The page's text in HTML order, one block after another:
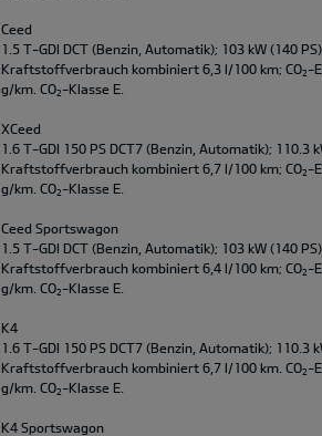
Ceed
1.5 T-GDI DCT (Benzin, Automatik); 103 kW (140 PS)
Kraftstoffverbrauch kombiniert 6,3 l/100 km; CO2 -
g/km. CO2 -Klasse E.
XCeed
1.6 T-GDI 150 PS DCT7 (Benzin, Automatik); 110.3
Kraftstoffverbrauch kombiniert 6,7 l/100 km; CO2 -
g/km. CO2 -Klasse E.
Ceed Sportswagon
1.5 T-GDI DCT (Benzin, Automatik); 103 kW (140 PS)
Kraftstoffverbrauch kombiniert 6,4 l/100 km; CO2 -
g/km. CO2 -Klasse E.
K4
1.6 T-GDI 150 PS DCT7 (Benzin, Automatik); 110.3
Kraftstoffverbrauch kombiniert 6,7 l/100 km. CO2 -
g/km. CO2 -Klasse E.
K4 Sportswagon